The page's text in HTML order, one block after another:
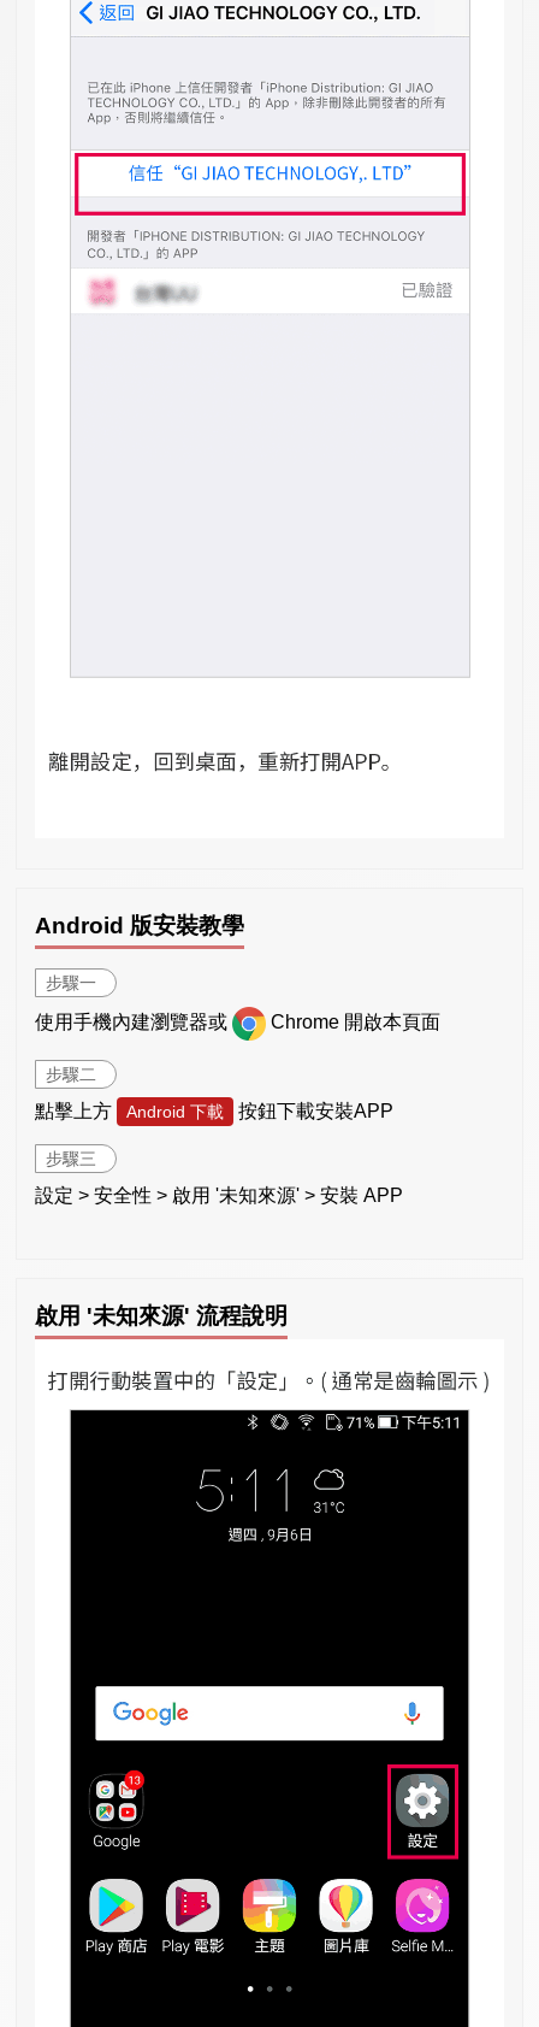
Android 版安裝教學
步驟一
使用手機內建瀏覽器或 Chrome 開啟本頁面
步驟二
點擊上方 Android 下載 按鈕下載安裝APP
步驟三
設定 > 安全性 > 啟用 '未知來源' > 安裝 APP
啟用 '未知來源' 流程說明